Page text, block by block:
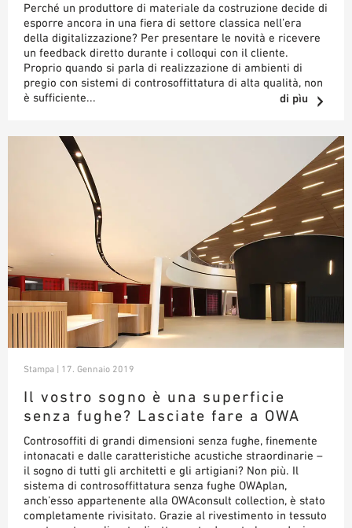
Perché un produttore di materiale da costruzione decide di
esporre ancora in una fiera di settore classica nell’era
della digitalizzazione? Per presentare le novità e ricevere
un feedback diretto durante i colloqui con il cliente.
Proprio quando si parla di realizzazione di ambienti di
pregio con sistemi di controsoffittatura di alta qualità, non
è sufficiente...
di pìu
Stampa | 17. Gennaio 2019
Il vostro sogno è una superficie
senza fughe? Lasciate fare a OWA
Controsoffiti di grandi dimensioni senza fughe, finemente
intonacati e dalle caratteristiche acustiche straordinarie –
il sogno di tutti gli architetti e gli artigiani? Non più. Il
sistema di controsoffittatura senza fughe OWAplan,
anch’esso appartenente alla OWAconsult collection, è stato
completamente rivisitato. Grazie al rivestimento in tessuto